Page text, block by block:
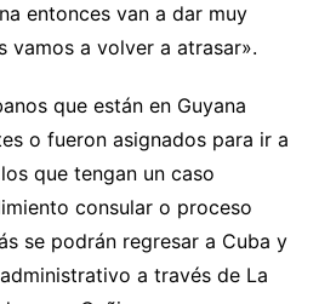
entonces van a dar muy
vamos a volver a atrasar».
que están en Guyana
o fueron asignados para ir a
que tengan un caso
consular o proceso
se podrán regresar a Cuba y
a través de La